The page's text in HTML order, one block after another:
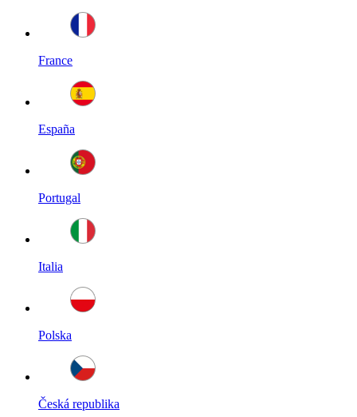
France
España
Portugal
Italia
Polska
Česká republika